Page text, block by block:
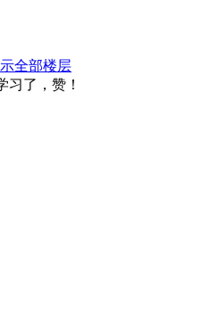
全部楼层
习了，赞！